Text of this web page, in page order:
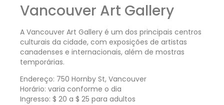
Vancouver Art Gallery
A Vancouver Art Gallery é um dos principais centros
culturais da cidade, com exposições de artistas
canadenses e internacionais, além de mostras
temporárias.
Endereço: 750 Hornby St, Vancouver
Horário: varia conforme o dia
Ingresso: $ 20 a $ 25 para adultos